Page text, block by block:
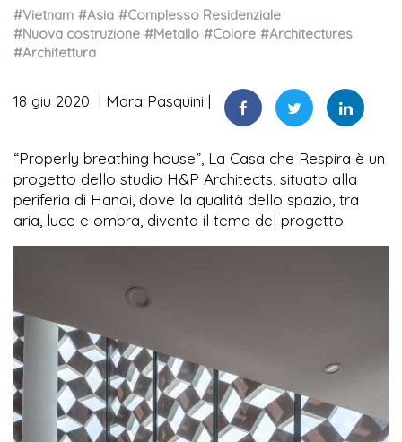
#Vietnam #Asia #Complesso Residenziale
#Nuova costruzione #Metallo #Colore #Architectures
#Architettura
18 giu 2020 Mara Pasquini
“Properly breathing house”, La Casa che Respira è un
progetto dello studio H&P Architects, situato alla
periferia di Hanoi, dove la qualità dello spazio, tra
aria, luce e ombra, diventa il tema del progetto